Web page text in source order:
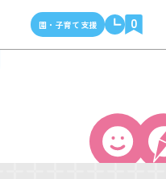
園・子育て支援 0